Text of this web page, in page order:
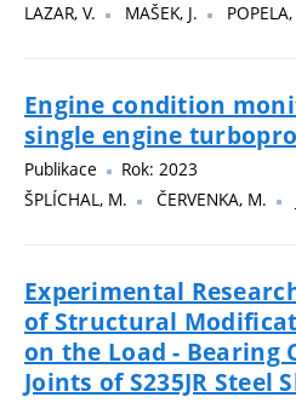
LAZAR, V.
MAŠEK, J. POPELA,
Engine condition
single engine
Publikace
Rok: 2023
ŠPLÍCHAL, M.
ČERVENKA, M.
Experimental
of Structural
on the Load - Bearing
Joints of S235JR Steel